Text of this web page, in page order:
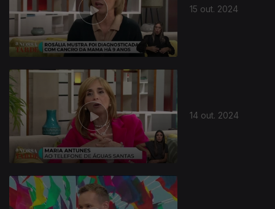
15 out. 2024
14 out. 2024